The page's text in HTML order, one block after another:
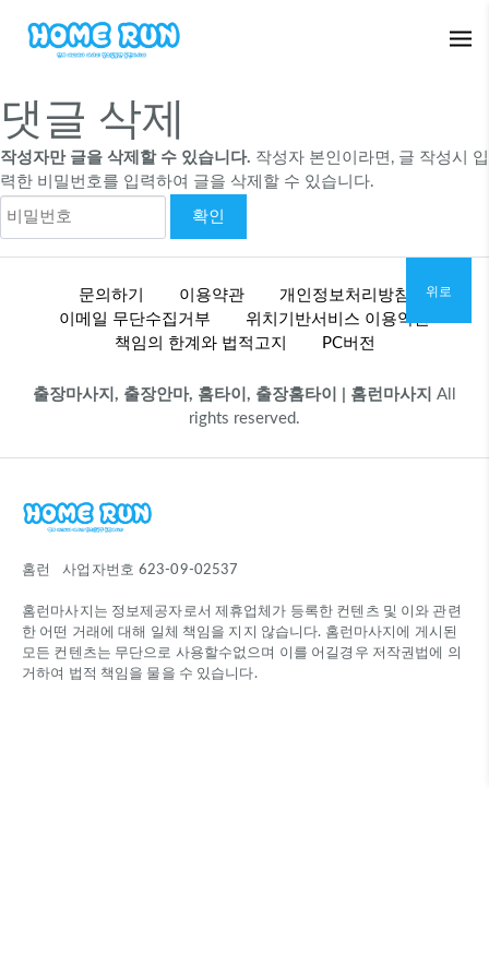
댓글 삭제
작성자만 글을 삭제할 수 있습니다. 작성자 본인이라면, 글 작성시 입
력한 비밀번호를 입력하여 글을 삭제할 수 있습니다.
문의하기 이용약관
개인정보처리방침
이메일 무단수집거부
위치기반서비스 이용약관
책임의 한계와 법적고지
PC버전
출장마사지, 출장안마, 홈타이, 출장홈타이 | 홈런마사지 All
rights reserved.
위로
홈런 사업자번호 623-09-02537
홈런마사지는 정보제공자로서 제휴업체가 등록한 컨텐츠 및 이와 관련
한 어떤 거래에 대해 일체 책임을 지지 않습니다. 홈런마사지에 게시된
모든 컨텐츠는 무단으로 사용할수없으며 이를 어길경우 저작권법에 의
거하여 법적 책임을 물을 수 있습니다.